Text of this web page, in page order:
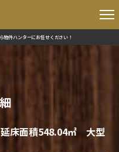
件ハンターにお任せください！
床面積548.04㎡ 大型